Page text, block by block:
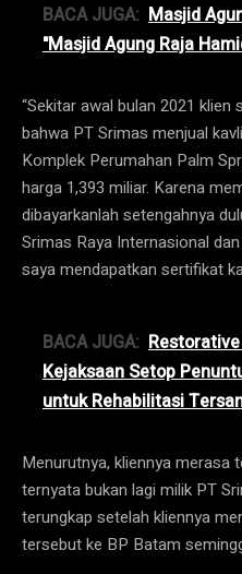
BACA JUGA: Masjid
"Masjid Agung Raja
“Sekitar awal bulan 2021
bahwa PT Srimas menjual
Komplek Perumahan Palm
harga 1,393 miliar. Karena
dibayarkanlah setengahnya
Srimas Raya Internasional
saya mendapatkan sertifikat
BACA JUGA:
Kejaksaan Setop
untuk Rehabilitasi
Menurutnya, kliennya merasa
ternyata bukan lagi milik PT
terungkap setelah kliennya
tersebut ke BP Batam